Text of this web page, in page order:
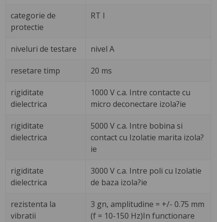
categorie de
protectie
RT I
niveluri de testare nivel A
resetare timp 20 ms
rigiditate
dielectrica
1000 V c.a. Intre contacte cu
micro deconectare izola?ie
rigiditate
dielectrica
5000 V c.a. Intre bobina si
contact cu Izolatie marita izola?
ie
rigiditate
dielectrica
3000 V c.a. Intre poli cu Izolatie
de baza izola?ie
rezistenta la
vibratii
3 gn, amplitudine = +/- 0.75 mm
(f = 10-150 Hz)In functionare